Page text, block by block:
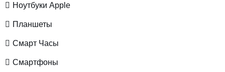
Ноутбуки Apple
Планшеты
Смарт Часы
Смартфоны